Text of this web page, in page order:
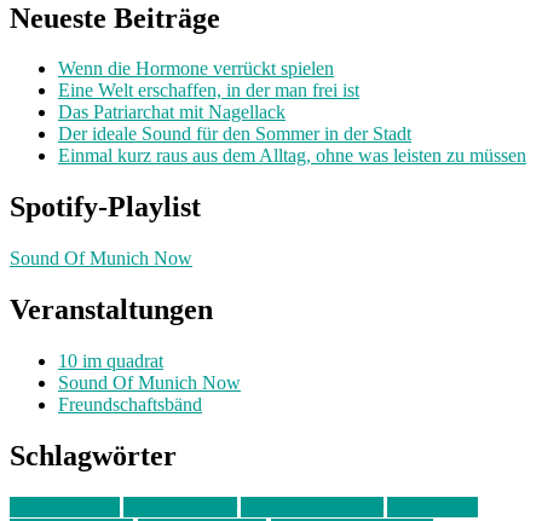
Neueste Beiträge
Wenn die Hormone verrückt spielen
Eine Welt erschaffen, in der man frei ist
Das Patriarchat mit Nagellack
Der ideale Sound für den Sommer in der Stadt
Einmal kurz raus aus dem Alltag, ohne was leisten zu müssen
Spotify-Playlist
Sound Of Munich Now
Veranstaltungen
10 im quadrat
Sound Of Munich Now
Freundschaftsbänd
Schlagwörter